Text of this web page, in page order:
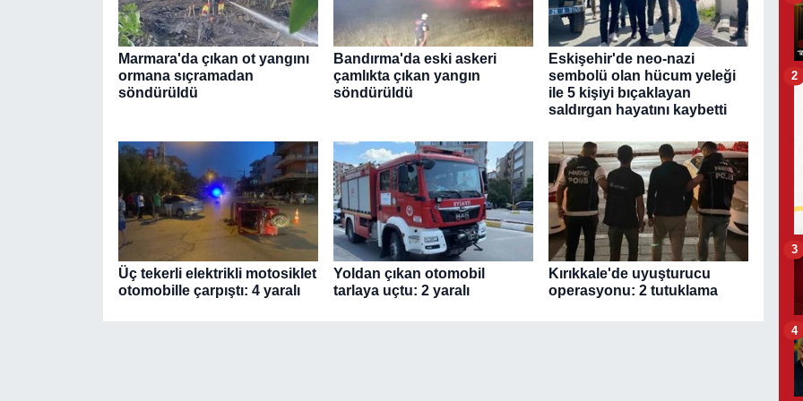
Marmara'da çıkan ot yangını
ormana sıçramadan
söndürüldü
Bandırma'da eski askeri
çamlıkta çıkan yangın
söndürüldü
Eskişehir'de neo-nazi
sembolü olan hücum yeleği
ile 5 kişiyi bıçaklayan
saldırgan hayatını kaybetti
Üç tekerli elektrikli motosiklet
otomobille çarpıştı: 4 yaralı
Yoldan çıkan otomobil
tarlaya uçtu: 2 yaralı
Kırıkkale'de uyuşturucu
operasyonu: 2 tutuklama
2
3
4